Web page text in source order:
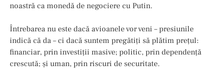
noastră ca monedă de negociere cu Putin.
Întrebarea nu este dacă avioanele vor veni – presiunile
indică că da – ci dacă suntem pregătiți să plătim prețul:
financiar, prin investiții masive; politic, prin dependență
crescută; și uman, prin riscuri de securitate.